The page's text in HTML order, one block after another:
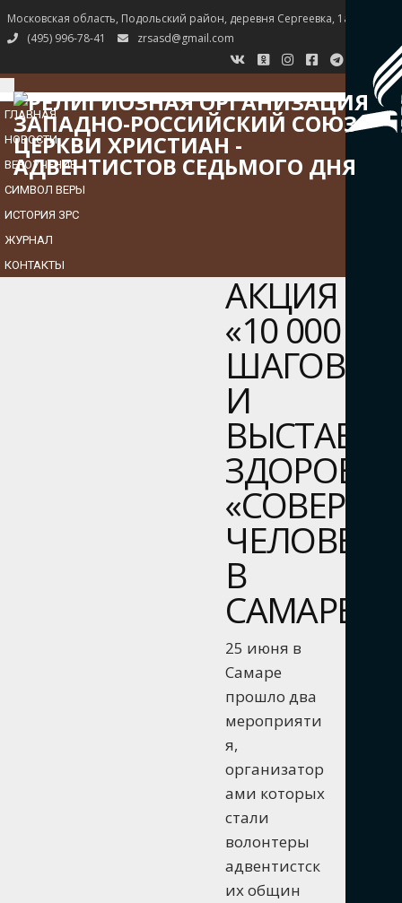
Московская область, Подольский район, деревня Сергеевка, 1а
(495) 996-78-41
zrsasd@gmail.com
TOGGLE
NAVIGATION
ГЛАВНАЯ
НОВОСТИ
ВЕРОУЧЕНИЕ
СИМВОЛ ВЕРЫ
ИСТОРИЯ ЗРС
ЖУРНАЛ
КОНТАКТЫ
АКЦИЯ
«10 000
ШАГОВ»
И
ВЫСТАВКА
ЗДОРОВЬЯ
ЧЕЛОВЕК»
В
САМАРЕ
25 июня в
Самаре
прошло два
мероприяти
я,
организатор
ами которых
стали
волонтеры
адвентистск
их общин